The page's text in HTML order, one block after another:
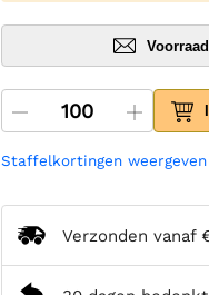
Staffelkortingen weergeven
Verzonden vanaf